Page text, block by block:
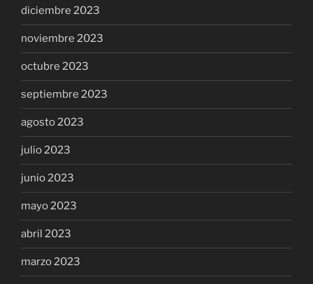
diciembre 2023
noviembre 2023
octubre 2023
septiembre 2023
agosto 2023
julio 2023
junio 2023
mayo 2023
abril 2023
marzo 2023